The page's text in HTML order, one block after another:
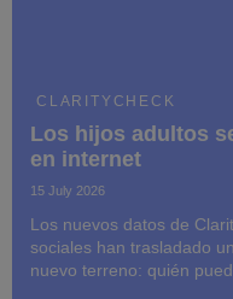
CLARITYCHECK
Los hijos adultos
en internet
15 July 2026
Los nuevos datos de
sociales han trasladado
nuevo terreno: quién